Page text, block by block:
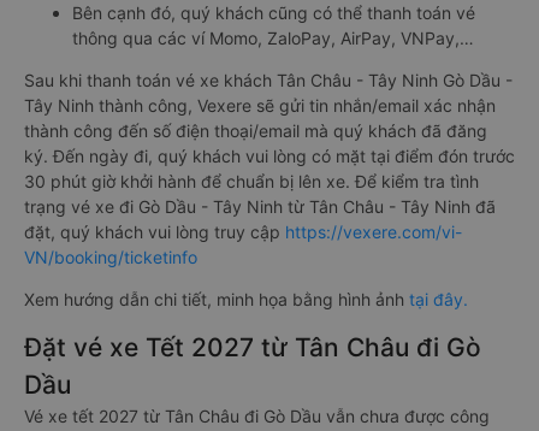
Bên cạnh đó, quý khách cũng có thể thanh toán vé
thông qua các ví Momo, ZaloPay, AirPay, VNPay,…
Sau khi thanh toán vé xe khách Tân Châu - Tây Ninh Gò Dầu -
Tây Ninh thành công, Vexere sẽ gửi tin nhắn/email xác nhận
thành công đến số điện thoại/email mà quý khách đã đăng
ký. Đến ngày đi, quý khách vui lòng có mặt tại điểm đón trước
30 phút giờ khởi hành để chuẩn bị lên xe. Để kiểm tra tình
trạng vé xe đi Gò Dầu - Tây Ninh từ Tân Châu - Tây Ninh đã
đặt, quý khách vui lòng truy cập https://vexere.com/vi-
VN/booking/ticketinfo
Xem hướng dẫn chi tiết, minh họa bằng hình ảnh tại đây.
Đặt vé xe Tết 2027 từ Tân Châu đi Gò
Dầu
Vé xe tết 2027 từ Tân Châu đi Gò Dầu vẫn chưa được công